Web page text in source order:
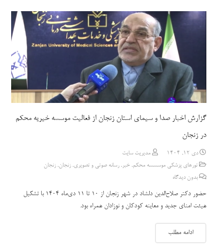
گزارش اخبار صدا و سیمای استان زنجان از فعالیت موسسه خیریه محکم
در زنجان
دی 12, 1404
مدیریت سایت
تورهای پزشکی موسسسه محکم,خبر,رسانه صوتی و تصویری,زنجان,زنجان
بدون دیدگاه
حضور دکتر صلاح‌الدین دلشاد در شهر زنجان از ۱۰ تا ۱۱ دی‌ماه 1404 با تشکیل
هیئت امنای جدید و معاینه کودکان و نوزادان همراه بود.
ادامه مطلب